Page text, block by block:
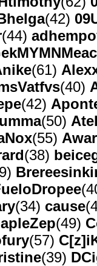
(42)
(44)
(61)
(40)
(42)
(50)
(55)
(38)
(34) cause
(49)
(57)
(39)